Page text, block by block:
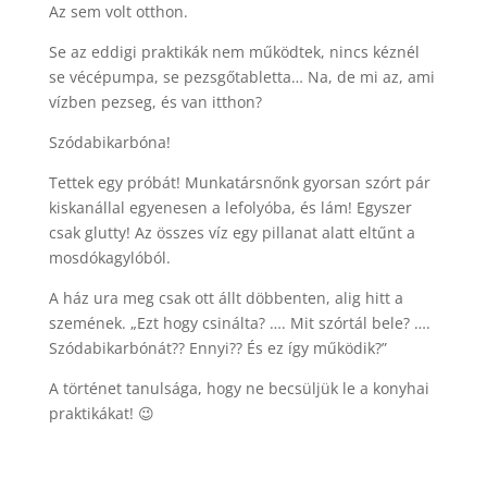
Az sem volt otthon.
Se az eddigi praktikák nem működtek, nincs kéznél
se vécépumpa, se pezsgőtabletta… Na, de mi az, ami
vízben pezseg, és van itthon?
Szódabikarbóna!
Tettek egy próbát! Munkatársnőnk gyorsan szórt pár
kiskanállal egyenesen a lefolyóba, és lám! Egyszer
csak glutty! Az összes víz egy pillanat alatt eltűnt a
mosdókagylóból.
A ház ura meg csak ott állt döbbenten, alig hitt a
szemének. „Ezt hogy csinálta? …. Mit szórtál bele? ….
Szódabikarbónát?? Ennyi?? És ez így működik?”
A történet tanulsága, hogy ne becsüljük le a konyhai
praktikákat! 😉